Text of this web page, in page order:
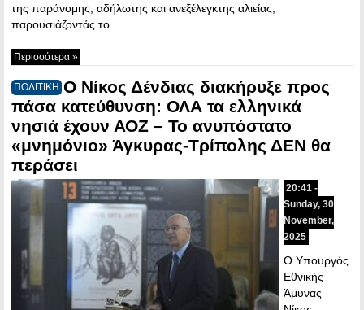
της παράνομης, αδήλωτης και ανεξέλεγκτης αλιείας,
παρουσιάζοντάς το…
Περισσότερα »
ΠΟΛΙΤΙΚΗ Ο Νίκος Δένδιας διακήρυξε προς
πάσα κατεύθυνση: ΟΛΑ τα ελληνικά
νησιά έχουν ΑΟΖ – Το ανυπόστατο
«μνημόνιο» Άγκυρας-Τρίπολης ΔΕΝ θα
περάσει
20:41 -
Sunday, 30
November,
2025
Ο Υπουργός
Εθνικής
Άμυνας